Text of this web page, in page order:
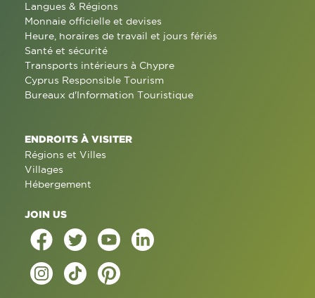
Langues & Régions
Monnaie officielle et devises
Heure, horaires de travail et jours fériés
Santé et sécurité
Transports intérieurs à Chypre
Cyprus Responsible Tourism
Bureaux d'Information Touristique
ENDROITS À VISITER
Régions et Villes
Villages
Hébergement
JOIN US